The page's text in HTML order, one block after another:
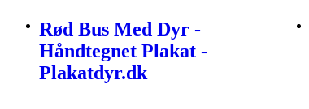
Rød Bus Med Dyr -
Håndtegnet Plakat -
Plakatdyr.dk